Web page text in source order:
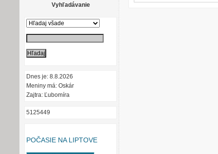
Vyhľadávanie
Dnes je: 8.8.2026
Meniny má: Oskár
Zajtra: Ľubomíra
5125449
POČASIE NA LIPTOVE